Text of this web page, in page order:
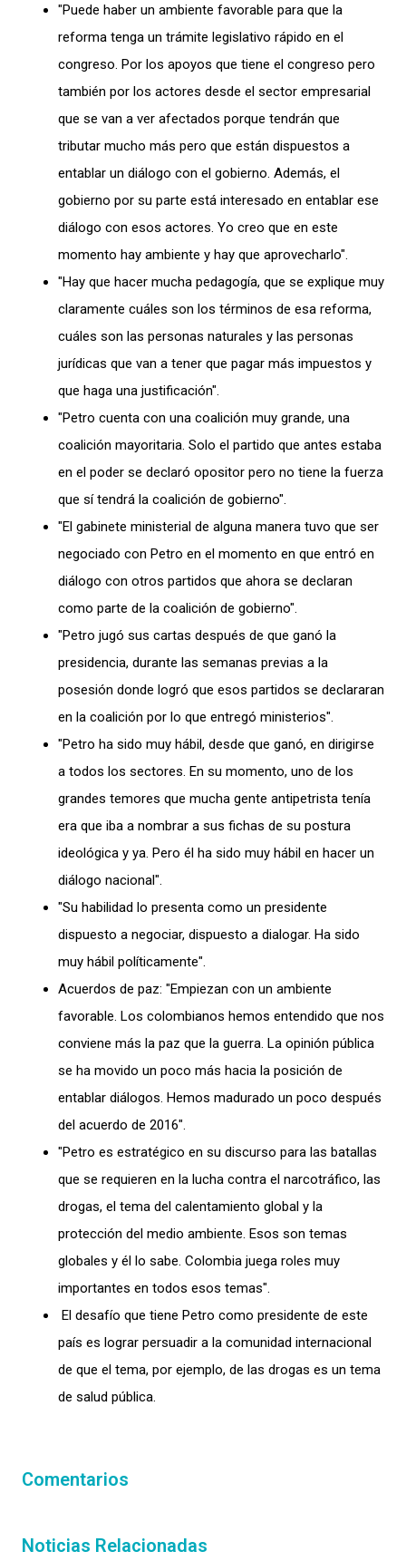
"Puede haber un ambiente favorable para que la
reforma tenga un trámite legislativo rápido en el
congreso. Por los apoyos que tiene el congreso pero
también por los actores desde el sector empresarial
que se van a ver afectados porque tendrán que
tributar mucho más pero que están dispuestos a
entablar un diálogo con el gobierno. Además, el
gobierno por su parte está interesado en entablar ese
diálogo con esos actores. Yo creo que en este
momento hay ambiente y hay que aprovecharlo".
"Hay que hacer mucha pedagogía, que se explique muy
claramente cuáles son los términos de esa reforma,
cuáles son las personas naturales y las personas
jurídicas que van a tener que pagar más impuestos y
que haga una justificación".
"Petro cuenta con una coalición muy grande, una
coalición mayoritaria. Solo el partido que antes estaba
en el poder se declaró opositor pero no tiene la fuerza
que sí tendrá la coalición de gobierno".
"El gabinete ministerial de alguna manera tuvo que ser
negociado con Petro en el momento en que entró en
diálogo con otros partidos que ahora se declaran
como parte de la coalición de gobierno".
"Petro jugó sus cartas después de que ganó la
presidencia, durante las semanas previas a la
posesión donde logró que esos partidos se declararan
en la coalición por lo que entregó ministerios".
"Petro ha sido muy hábil, desde que ganó, en dirigirse
a todos los sectores. En su momento, uno de los
grandes temores que mucha gente antipetrista tenía
era que iba a nombrar a sus fichas de su postura
ideológica y ya. Pero él ha sido muy hábil en hacer un
diálogo nacional".
"Su habilidad lo presenta como un presidente
dispuesto a negociar, dispuesto a dialogar. Ha sido
muy hábil políticamente".
Acuerdos de paz: "Empiezan con un ambiente
favorable. Los colombianos hemos entendido que nos
conviene más la paz que la guerra. La opinión pública
se ha movido un poco más hacia la posición de
entablar diálogos. Hemos madurado un poco después
del acuerdo de 2016″.
"Petro es estratégico en su discurso para las batallas
que se requieren en la lucha contra el narcotráfico, las
drogas, el tema del calentamiento global y la
protección del medio ambiente. Esos son temas
globales y él lo sabe. Colombia juega roles muy
importantes en todos esos temas".
El desafío que tiene Petro como presidente de este
país es lograr persuadir a la comunidad internacional
de que el tema, por ejemplo, de las drogas es un tema
de salud pública.
Comentarios
Noticias Relacionadas